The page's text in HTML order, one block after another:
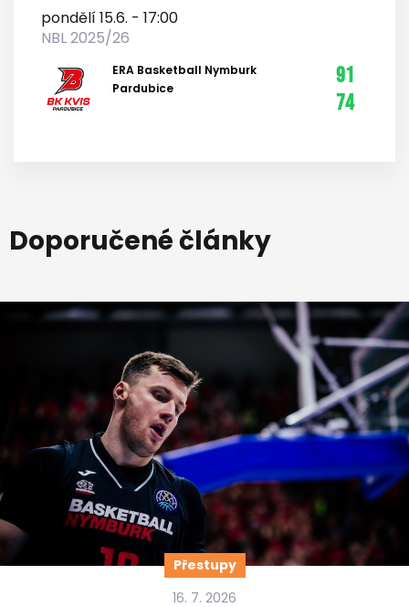
pondělí 15.6. - 17:00
NBL 2025/26
ERA Basketball Nymburk
Pardubice
91
74
Doporučené články
Přestupy
16. 7. 2026